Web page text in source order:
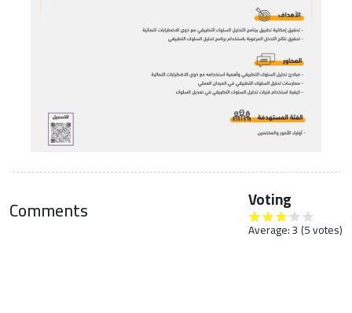
Comments Voting
Average:3 (5votes)